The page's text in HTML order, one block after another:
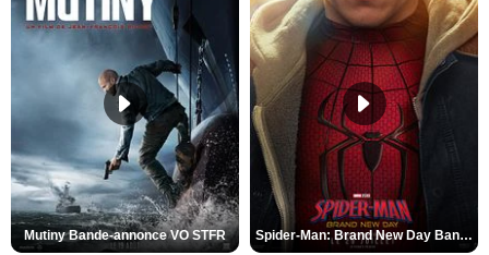
Mutiny Bande-annonce VO STFR Spider-Man: Brand New Day Bande-annonce VO STFR